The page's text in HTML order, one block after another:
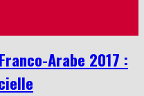
Arabe 2017 :